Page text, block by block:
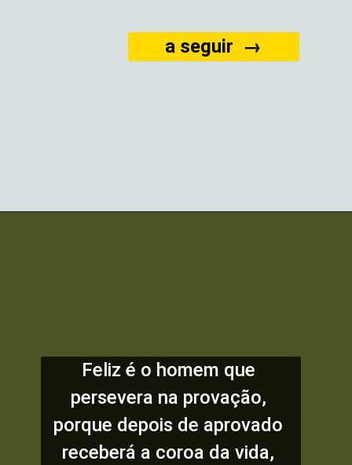
a seguir  →
Feliz é o homem que
persevera na provação,
porque depois de aprovado
receberá a coroa da vida,